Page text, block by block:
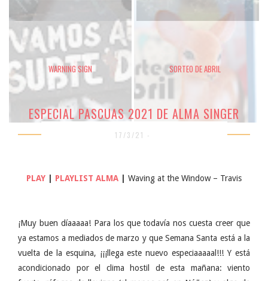
WARNING SIGN SORTEO DE ABRIL
ESPECIAL PASCUAS 2021 DE ALMA SINGER
17/3/21 -
PLAY PLAYLIST ALMA Waving at the Window – Travis
¡Muy buen díaaaaa! Para los que todavía nos cuesta creer que
ya estamos a mediados de marzo y que Semana Santa está a la
vuelta de la esquina, ¡¡¡llega este nuevo especiaaaaal!!! Y está
acondicionado por el clima hostil de esta mañana: viento